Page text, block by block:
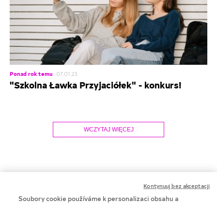
Ponad rok temu 07.01.23
"Szkolna Ławka Przyjaciółek" - konkurs!
WCZYTAJ WIĘCEJ
Soubory cookie používáme k personalizaci obsahu a
Kontynuuj bez akceptacji